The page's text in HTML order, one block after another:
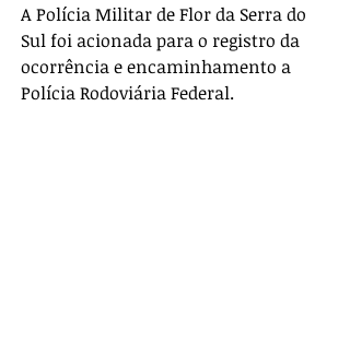
A Polícia Militar de Flor da Serra do
Sul foi acionada para o registro da
ocorrência e encaminhamento a
Polícia Rodoviária Federal.